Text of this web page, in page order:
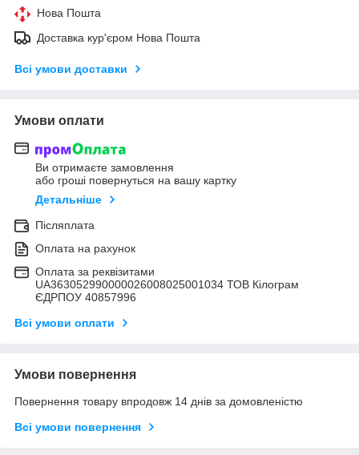
Нова Пошта
Доставка кур'єром Нова Пошта
Всі умови доставки
Умови оплати
Ви отримаєте замовлення
або гроші повернуться на вашу картку
Детальніше
Післяплата
Оплата на рахунок
Оплата за реквізитами
UA363052990000026008025001034 ТОВ Кілограм
ЄДРПОУ 40857996
Всі умови оплати
Умови повернення
Повернення товару впродовж 14 днів за домовленістю
Всі умови повернення